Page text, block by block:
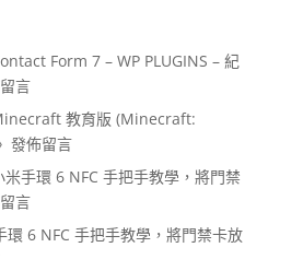
Form 7 – WP PLUGINS – 紀
言
教育版 (Minecraft:
發佈留言
米手環 6 NFC 手把手教學，將門禁
言
環 6 NFC 手把手教學，將門禁卡放